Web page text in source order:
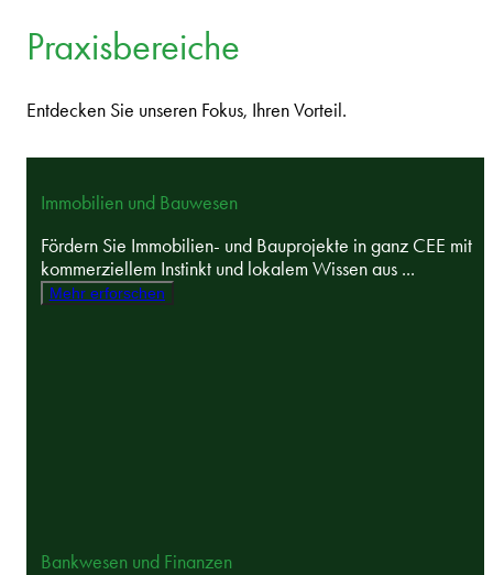
Praxisbereiche
Entdecken Sie unseren Fokus, Ihren Vorteil.
Immobilien und Bauwesen
Fördern Sie Immobilien- und Bauprojekte in ganz CEE mit
kommerziellem Instinkt und lokalem Wissen aus ...
Mehr erforschen
Bankwesen und Finanzen